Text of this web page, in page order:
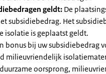
geldt: De
subsidiebedrag. Het
isolatie is geplaatst geldt.
bonus bij uw subsidiebedrag
milieuvriendelijk
oorsprong,